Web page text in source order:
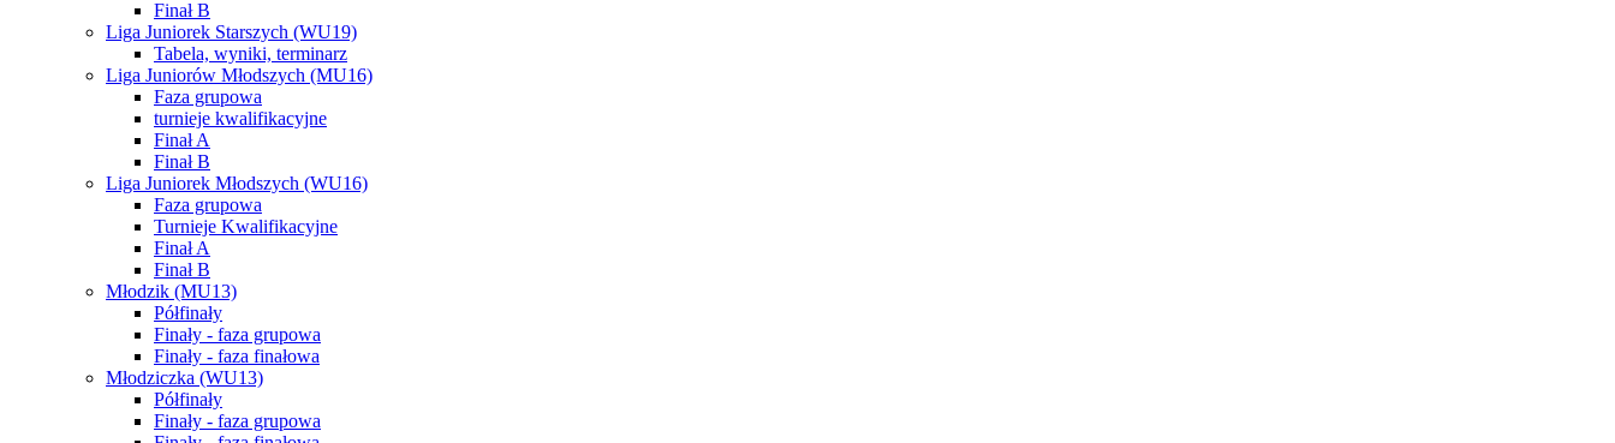
Finał B
Liga Juniorek Starszych (WU19)
Tabela, wyniki, terminarz
Liga Juniorów Młodszych (MU16)
Faza grupowa
turnieje kwalifikacyjne
Finał A
Finał B
Liga Juniorek Młodszych (WU16)
Faza grupowa
Turnieje Kwalifikacyjne
Finał A
Finał B
Młodzik (MU13)
Półfinały
Finały - faza grupowa
Finały - faza finałowa
Młodziczka (WU13)
Półfinały
Finały - faza grupowa